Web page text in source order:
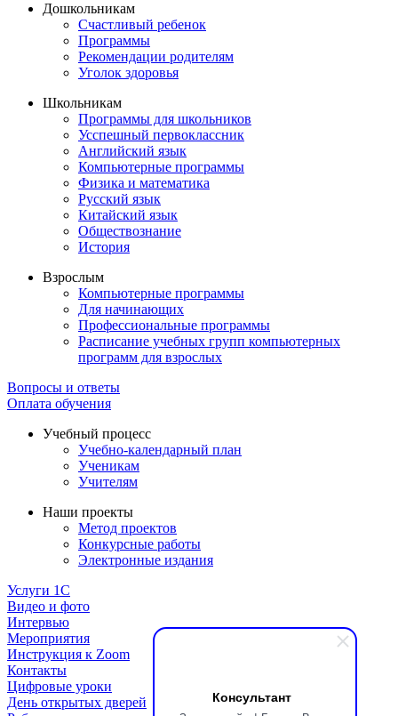
Консультант
Дошкольникам
Счастливый ребенок
Программы
Рекомендации родителям
Уголок здоровья
Школьникам
Программы для школьников
Усспешный первоклассник
Английский язык
Компьютерные программы
Физика и математика
Русский язык
Китайский язык
Обществознание
История
Взрослым
Компьютерные программы
Для начинающих
Профессиональные программы
Расписание учебных групп компьютерных
программ для взрослых
Вопросы и ответы
Оплата обучения
Учебный процесс
Учебно-календарный план
Ученикам
Учителям
Наши проекты
Метод проектов
Конкурсные работы
Электронные издания
Услуги 1C
Видео и фото
Интервью
Мероприятия
Инструкция к Zoom
Контакты
Цифровые уроки
День открытых дверей